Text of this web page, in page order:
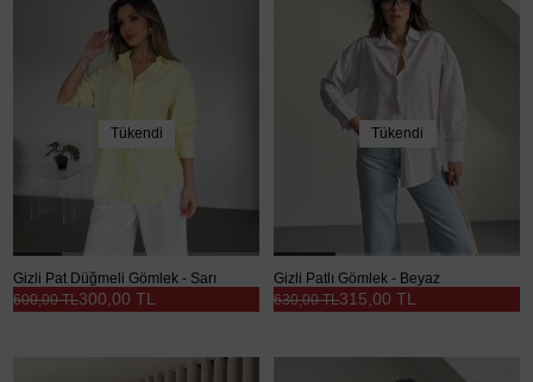
Tükendi
Gizli Pat Düğmeli Gömlek - Sarı
300,00 TL
600,00 TL
Tükendi
Gizli Patlı Gömlek - Beyaz
315,00 TL
630,00 TL